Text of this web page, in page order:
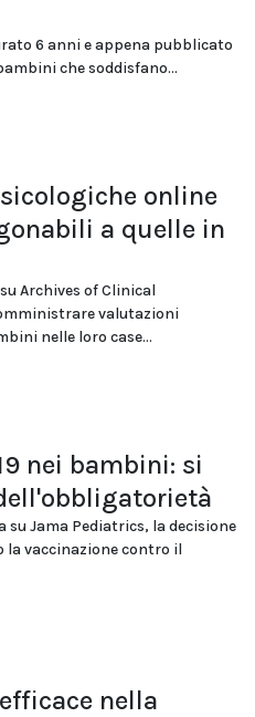
6 anni e appena pubblicato
che soddisfano...
online
a quelle in
Archives of Clinical
valutazioni
nelle loro case...
nei bambini: si
Jama Pediatrics, la decisione
la vaccinazione contro il
nella